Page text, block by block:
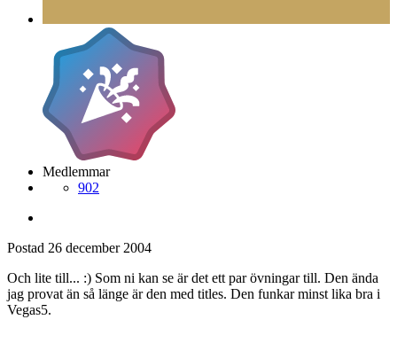
Medlemmar
902
Postad 26 december 2004
Och lite till... :) Som ni kan se är det ett par övningar till. Den ända
jag provat än så länge är den med titles. Den funkar minst lika bra i
Vegas5.